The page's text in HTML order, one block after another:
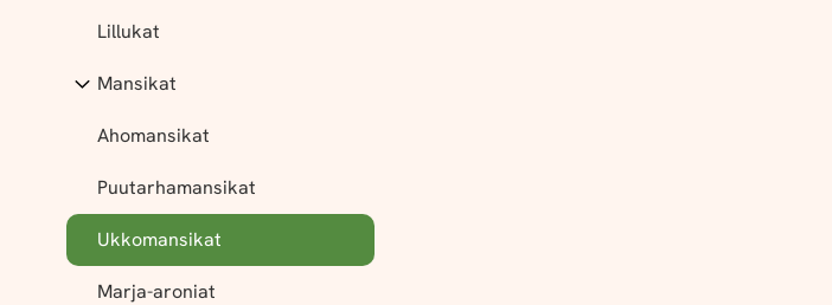
Lillukat
Mansikat
Ahomansikat
Puutarhamansikat
Ukkomansikat
Marja-aroniat